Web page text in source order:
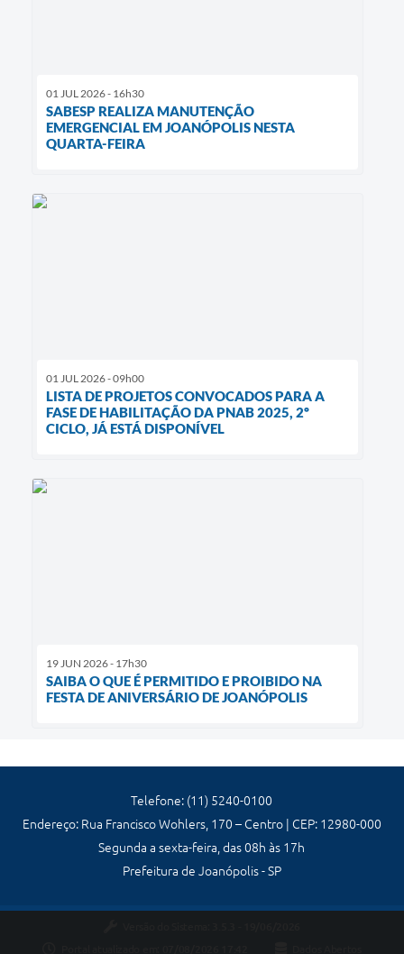
01 JUL 2026 - 16h30
SABESP REALIZA MANUTENÇÃO
EMERGENCIAL EM JOANÓPOLIS NESTA
QUARTA-FEIRA
01 JUL 2026 - 09h00
LISTA DE PROJETOS CONVOCADOS PARA A
FASE DE HABILITAÇÃO DA PNAB 2025, 2º
CICLO, JÁ ESTÁ DISPONÍVEL
19 JUN 2026 - 17h30
SAIBA O QUE É PERMITIDO E PROIBIDO NA
FESTA DE ANIVERSÁRIO DE JOANÓPOLIS
Telefone: (11) 5240-0100
Endereço: Rua Francisco Wohlers, 170 – Centro | CEP: 12980-000
Segunda a sexta-feira, das 08h às 17h
Prefeitura de Joanópolis - SP